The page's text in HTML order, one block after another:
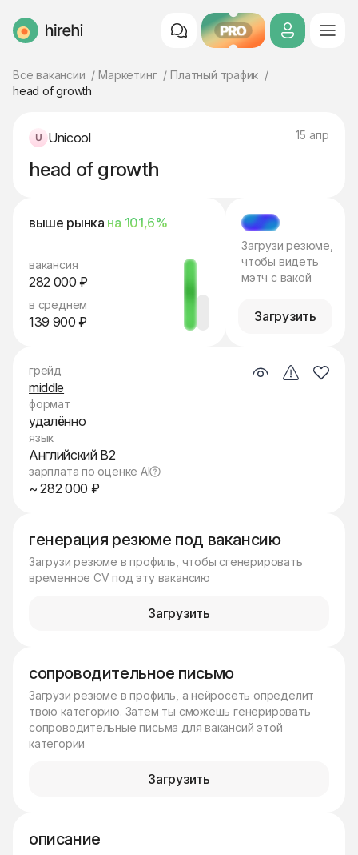
HireHi PRO
Все вакансии Маркетинг
Платный трафик
head of growth
Unicool 15 апр
head of growth
выше рынка на 101,6%
вакансия
282 000 ₽
в среднем
139 900 ₽
МЭТЧ
Загрузи резюме,
чтобы видеть
мэтч с вакой
Загрузить
генерация резюме под вакансию
Загрузи резюме в профиль, чтобы сгенерировать
временное CV под эту вакансию
Загрузить
сопроводительное письмо
Загрузи резюме в профиль, а нейросеть определит
твою категорию. Затем ты сможешь генерировать
сопроводительные письма для вакансий этой
категории
Загрузить
описание
грейд
middle
формат
удалённо
язык
Английский B2
зарплата по оценке AI
~ 282 000 ₽